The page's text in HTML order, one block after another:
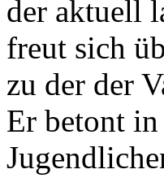
der aktuell
freut sich
zu der der
Er betont